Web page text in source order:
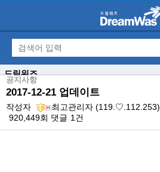
드림워즈
공지사항
2017-12-21 업데이트
작성자 최고관리자 (119.♡.112.253)
920,449회 댓글 1건